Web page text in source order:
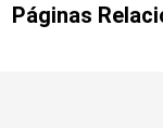
Páginas